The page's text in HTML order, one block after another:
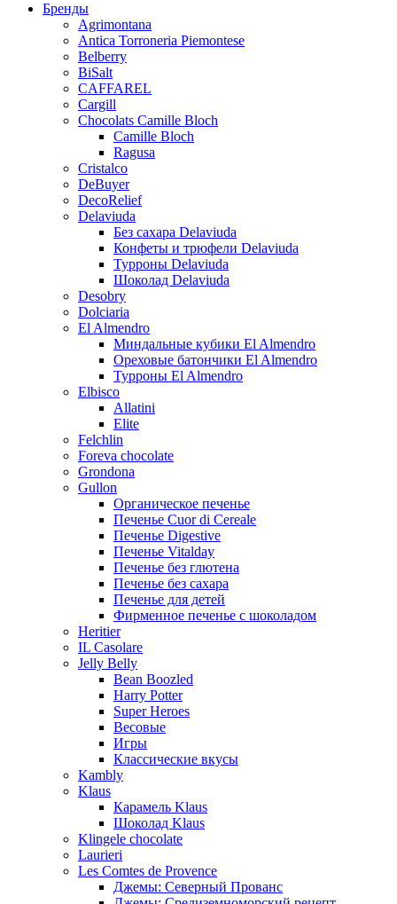
Бренды
Agrimontana
Antica Torroneria Piemontese
Belberry
BiSalt
CAFFAREL
Cargill
Chocolats Camille Bloch
Camille Bloch
Ragusa
Cristalco
DeBuyer
DecoRelief
Delaviuda
Без сахара Delaviuda
Конфеты и трюфели Delaviuda
Турроны Delaviuda
Шоколад Delaviuda
Desobry
Dolciaria
El Almendro
Миндальные кубики El Almendro
Ореховые батончики El Almendro
Турроны El Almendro
Elbisco
Allatini
Elite
Felchlin
Foreva chocolate
Grondona
Gullon
Органическое печенье
Печенье Cuor di Cereale
Печенье Digestive
Печенье Vitalday
Печенье без глютена
Печенье без сахара
Печенье для детей
Фирменное печенье с шоколадом
Heritier
IL Casolare
Jelly Belly
Bean Boozled
Harry Potter
Super Heroes
Весовые
Игры
Классические вкусы
Kambly
Klaus
Карамель Klaus
Шоколад Klaus
Klingele chocolate
Laurieri
Les Comtes de Provence
Джемы: Северный Прованс